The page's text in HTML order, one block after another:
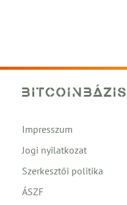
Impresszum
Jogi nyilatkozat
Szerkesztői politika
ÁSZF